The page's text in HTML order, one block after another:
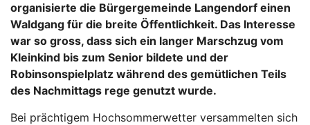
organisierte die Bürgergemeinde Langendorf einen
Waldgang für die breite Öffentlichkeit. Das Interesse
war so gross, dass sich ein langer Marschzug vom
Kleinkind bis zum Senior bildete und der
Robinsonspielplatz während des gemütlichen Teils
des Nachmittags rege genutzt wurde.
Bei prächtigem Hochsommerwetter versammelten sich